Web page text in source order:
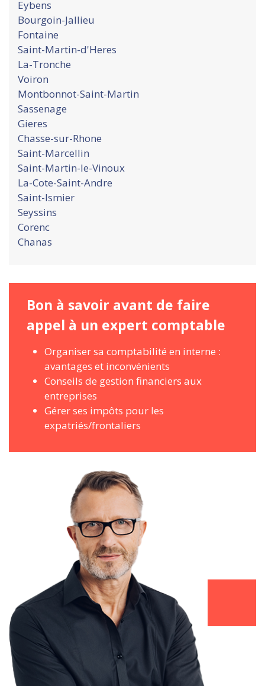
Eybens
Bourgoin-Jallieu
Fontaine
Saint-Martin-d'Heres
La-Tronche
Voiron
Montbonnot-Saint-Martin
Sassenage
Gieres
Chasse-sur-Rhone
Saint-Marcellin
Saint-Martin-le-Vinoux
La-Cote-Saint-Andre
Saint-Ismier
Seyssins
Corenc
Chanas
Bon à savoir avant de faire
appel à un expert comptable
Organiser sa comptabilité en interne :
avantages et inconvénients
Conseils de gestion financiers aux
entreprises
Gérer ses impôts pour les
expatriés/frontaliers